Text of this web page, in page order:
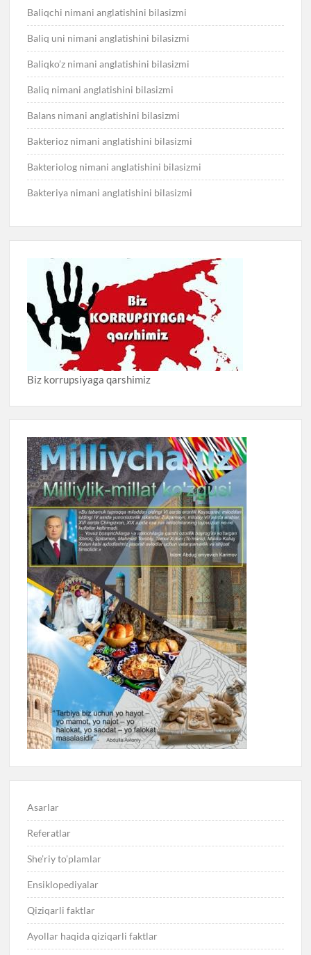
Baliqchi nimani anglatishini bilasizmi
Baliq uni nimani anglatishini bilasizmi
Baliqko’z nimani anglatishini bilasizmi
Baliq nimani anglatishini bilasizmi
Balans nimani anglatishini bilasizmi
Bakterioz nimani anglatishini bilasizmi
Bakteriolog nimani anglatishini bilasizmi
Bakteriya nimani anglatishini bilasizmi
Biz korrupsiyaga qarshimiz
Asarlar
Referatlar
She’riy to’plamlar
Ensiklopediyalar
Qiziqarli faktlar
Ayollar haqida qiziqarli faktlar